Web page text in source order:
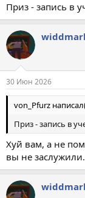
Приз - запись в
30 Июн 2026
von_Pfurz
Приз - запись в
Хуй вам, а не
вы не